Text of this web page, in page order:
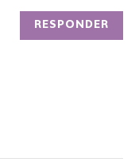
RESPONDER